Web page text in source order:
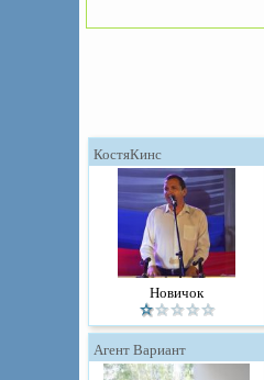
КостяКинс
Новичок
Агент Вариант